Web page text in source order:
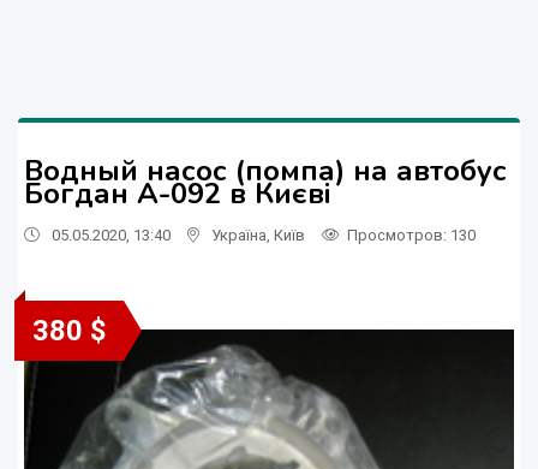
Водный насос (помпа) на автобус
Богдан А-092 в Києві
05.05.2020, 13:40 Україна Київ Просмотров: 130
380 $